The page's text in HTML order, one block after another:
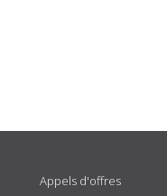
Appels d'offres